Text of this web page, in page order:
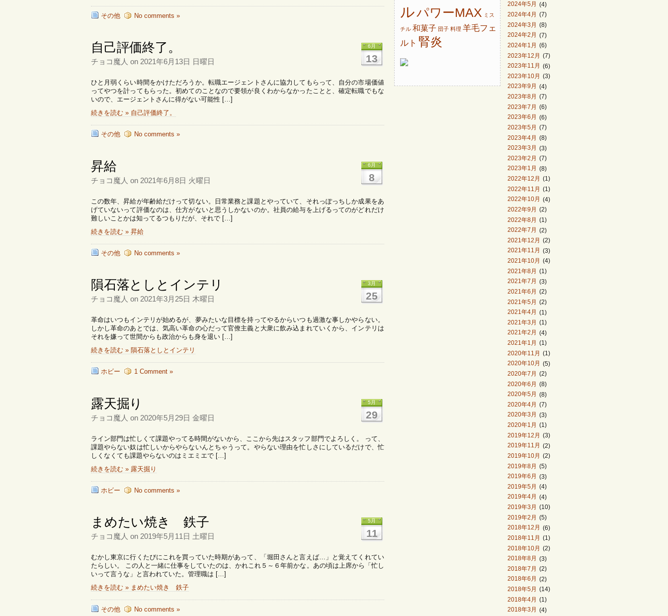
その他 No comments »
6月
13
自己評価終了。
チョコ魔人 on 2021年6月13日 日曜日
ひと月弱くらい時間をかけただろうか。転職エージェントさんに協力してもらって、自分の市場価値
ってやつを計ってもらった。初めてのことなので要領が良くわからなかったことと、確定転職でもな
いので、エージェントさんに得がない可能性 […]
続きを読む » 自己評価終了。
その他 No comments »
6月
8
昇給
チョコ魔人 on 2021年6月8日 火曜日
この数年、昇給が年齢給だけって切ない。日常業務と課題とやっていて、それっぽっちしか成果をあ
げていないって評価なのは、仕方がないと思うしかないのか。社員の給与を上げるってのがどれだけ
難しいことかは知ってるつもりだが、それで […]
続きを読む » 昇給
その他 No comments »
3月
25
隕石落としとインテリ
チョコ魔人 on 2021年3月25日 木曜日
革命はいつもインテリが始めるが、夢みたいな目標を持ってやるからいつも過激な事しかやらない。
しかし革命のあとでは、気高い革命の心だって官僚主義と大衆に飲み込まれていくから、インテリは
それを嫌って世間からも政治からも身を退い […]
続きを読む » 隕石落としとインテリ
ホビー 1 Comment »
5月
29
露天掘り
チョコ魔人 on 2020年5月29日 金曜日
ライン部門は忙しくて課題やってる時間がないから、ここから先はスタッフ部門でよろしく。 って、
課題やらない奴は忙しいからやらないんとちゃうって。やらない理由を忙しさにしているだけで、忙
しくなくても課題やらないのはミエミエで […]
続きを読む » 露天掘り
ホビー No comments »
5月
11
まめたい焼き 鉄子
チョコ魔人 on 2019年5月11日 土曜日
むかし東京に行くたびにこれを買っていた時期があって、「堀田さんと言えば…」と覚えてくれてい
たらしい。 この人と一緒に仕事をしていたのは、かれこれ５～６年前かな。あの頃は上席から「忙し
いって言うな」と言われていた。管理職は […]
続きを読む » まめたい焼き 鉄子
その他 No comments »
ルパワーMAX ミス
チル 和菓子 団子 料理 羊毛フェ
ルト 腎炎
2024年5月
(4)
2024年4月
(7)
2024年3月 (8)
2024年2月
(7)
2024年1月
(6)
2023年12月 (7)
2023年11月
(6)
2023年10月
(3)
2023年9月
(4)
2023年8月
(7)
2023年7月 (6)
2023年6月
(6)
2023年5月
(7)
2023年4月 (8)
2023年3月
(3)
2023年2月
(7)
2023年1月
(8)
2022年12月
(1)
2022年11月 (1)
2022年10月
(4)
2022年9月
(2)
2022年8月 (1)
2022年7月
(2)
2021年12月
(2)
2021年11月
(3)
2021年10月
(4)
2021年8月 (1)
2021年7月
(3)
2021年6月
(2)
2021年5月 (2)
2021年4月
(1)
2021年3月
(1)
2021年2月
(4)
2021年1月
(1)
2020年11月 (1)
2020年10月
(5)
2020年7月
(2)
2020年6月 (8)
2020年5月
(8)
2020年4月
(7)
2020年3月
(3)
2020年1月
(1)
2019年12月 (3)
2019年11月
(2)
2019年10月
(2)
2019年8月 (5)
2019年6月
(3)
2019年5月
(4)
2019年4月
(4)
2019年3月
(10)
2019年2月 (5)
2018年12月
(6)
2018年11月
(1)
2018年10月 (2)
2018年8月
(3)
2018年7月
(2)
2018年6月
(2)
2018年5月
(14)
2018年4月 (1)
2018年3月
(4)